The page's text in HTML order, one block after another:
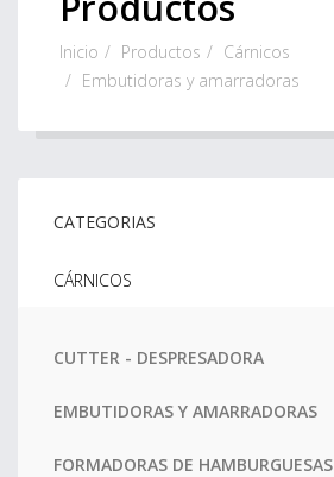
Inicio Productos
Cárnicos
Embutidoras y amarradoras
CATEGORIAS
CÁRNICOS
CUTTER - DESPRESADORA
EMBUTIDORAS Y AMARRADORAS
FORMADORAS DE HAMBURGUESAS